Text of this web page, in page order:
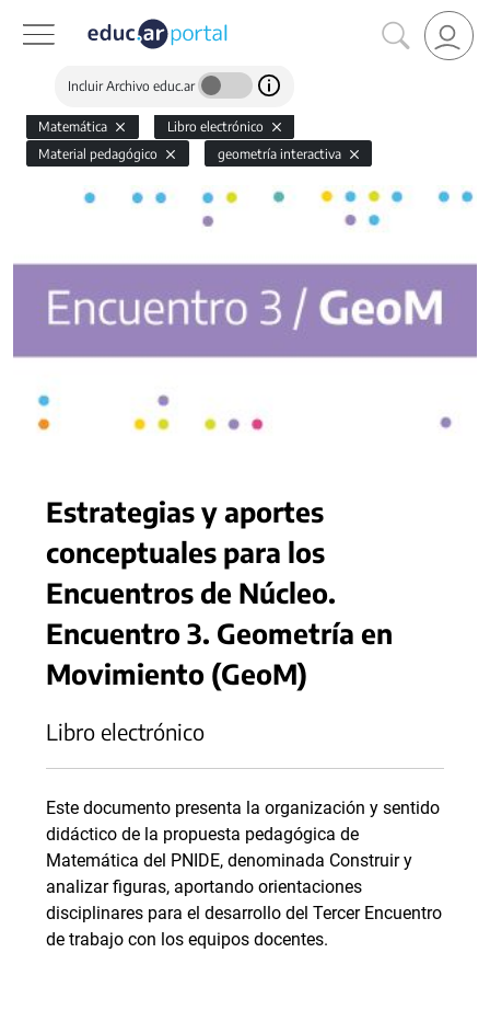
Incluir Archivo educ.ar
Matemática
Libro electrónico
Material pedagógico
geometría interactiva
Estrategias y aportes
conceptuales para los
Encuentros de Núcleo.
Encuentro 3. Geometría en
Movimiento (GeoM)
Libro electrónico
Este documento presenta la organización y sentido
didáctico de la propuesta pedagógica de
Matemática del PNIDE, denominada Construir y
analizar figuras, aportando orientaciones
disciplinares para el desarrollo del Tercer Encuentro
de trabajo con los equipos docentes.